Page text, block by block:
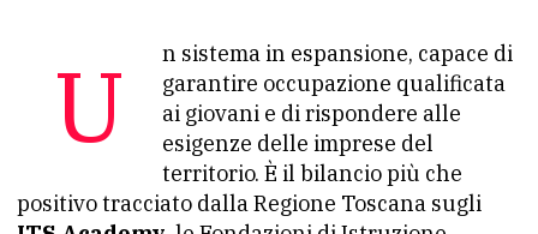
Un sistema in espansione, capace di
garantire occupazione qualificata
ai giovani e di rispondere alle
esigenze delle imprese del
territorio. È il bilancio più che
positivo tracciato dalla Regione Toscana sugli